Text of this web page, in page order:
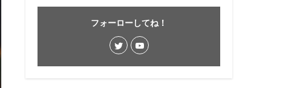
フォーローしてね！